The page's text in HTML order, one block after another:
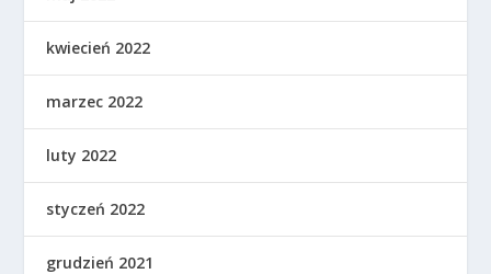
kwiecień 2022
marzec 2022
luty 2022
styczeń 2022
grudzień 2021